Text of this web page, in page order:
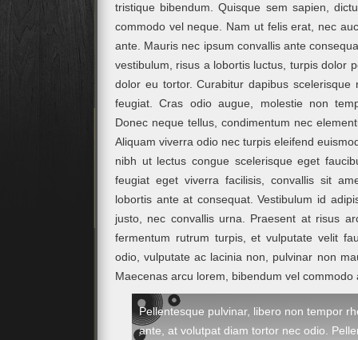
tristique bibendum. Quisque sem sapien,
commodo vel neque. Nam ut felis erat, nec
ante. Mauris nec ipsum convallis ante
vestibulum, risus a lobortis luctus, turpis dolor
dolor eu tortor. Curabitur dapibus scelerisque
feugiat. Cras odio augue, molestie non
Donec neque tellus, condimentum nec
Aliquam viverra odio nec turpis eleifend
nibh ut lectus congue scelerisque eget
feugiat eget viverra facilisis, convallis sit
lobortis ante at consequat. Vestibulum id
justo, nec convallis urna. Praesent at risus
fermentum rutrum turpis, et vulputate velit
odio, vulputate ac lacinia non, pulvinar non
Maecenas arcu lorem, bibendum vel
Pellentesque pulvinar, libero non tempor
ante, at volutpat diam tortor nec odio.